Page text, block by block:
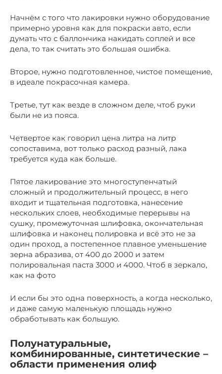
Начнём с того что лакировки нужно оборудование
примерно уровня как для покраски авто, если
думать что с баллончика накидать соплей и все
дела, то так считать это большая ошибка.
Второе, нужно подготовленное, чистое помещение,
в идеале покрасочная камера.
Третье, тут как везде в сложном деле, чтоб руки
были не из пояса.
Четвертое как говорил цена литра на литр
сопоставима, вот только расход разный, лака
требуется куда как больше.
Пятое лакирование это многоступенчатый
сложный и продолжительный процесс, в него
входит и тщательная подготовка, нанесение
нескольких слоев, необходимые перерывы на
сушку, промежуточная шлифовка, окончательная
шлифовка и наконец полировка и всё это не за
один проход, а постепенное плавное уменьшение
зерна абразива, от 400 до 2000 и затем
полировальная паста 3000 и 4000. Чтоб в зеркало,
как на фото
И если бы это одна поверхность, а когда несколько,
и даже самую маленькую площадь нужно
обработывать как большую.
Полунатуральные,
комбинированные, синтетические –
области применения олиф